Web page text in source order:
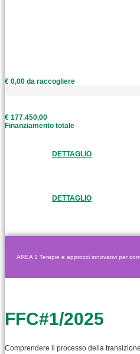
€ 0,00 da raccogliere
€ 177.450,00
Finanziamento totale
DETTAGLIO
DETTAGLIO
AREA 1 Terapie e approcci innovativi per
FFC#1/2025
Comprendere il processo della